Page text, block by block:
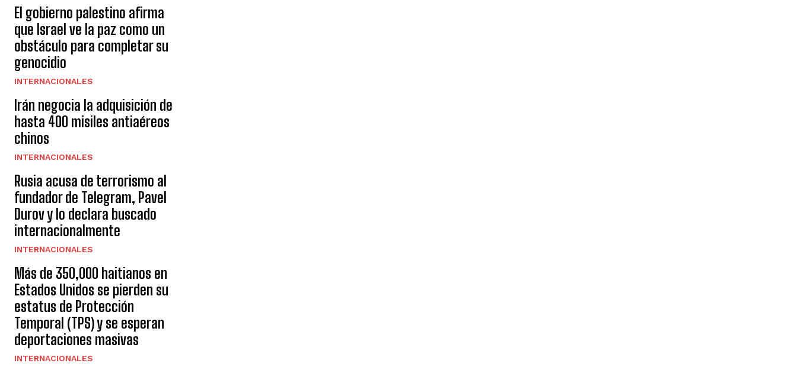
El gobierno palestino afirma
que Israel ve la paz como un
obstáculo para completar su
genocidio
INTERNACIONALES
Irán negocia la adquisición de
hasta 400 misiles antiaéreos
chinos
INTERNACIONALES
Rusia acusa de terrorismo al
fundador de Telegram, Pavel
Durov y lo declara buscado
internacionalmente
INTERNACIONALES
Más de 350,000 haitianos en
Estados Unidos se pierden su
estatus de Protección
Temporal (TPS) y se esperan
deportaciones masivas
INTERNACIONALES